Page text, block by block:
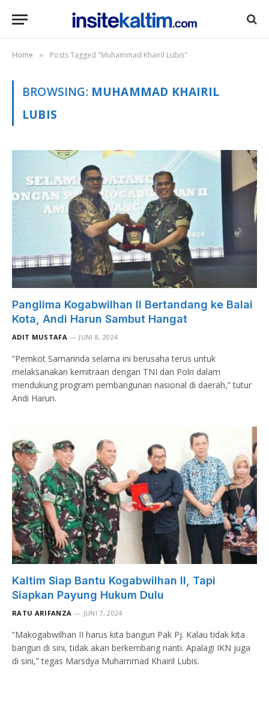
Home » Posts Tagged "Muhammad Khairil Lubis"
BROWSING: MUHAMMAD KHAIRIL
LUBIS
Panglima Kogabwilhan II Bertandang ke Balai
Kota, Andi Harun Sambut Hangat
ADIT MUSTAFA JUNI 8, 2024
“Pemkot Samarinda selama ini berusaha terus untuk
melaksanakan kemitraan dengan TNI dan Polri dalam
mendukung program pembangunan nasional di daerah,” tutur
Andi Harun.
Kaltim Siap Bantu Kogabwilhan II, Tapi
Siapkan Payung Hukum Dulu
RATU ARIFANZA JUNI 7, 2024
“Makogabwilhan II harus kita bangun Pak Pj. Kalau tidak kita
bangun di sini, tidak akan berkembang nanti. Apalagi IKN juga
di sini,” tegas Marsdya Muhammad Khairil Lubis.